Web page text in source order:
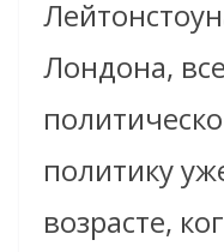
Лондона,
политику
возрасте,